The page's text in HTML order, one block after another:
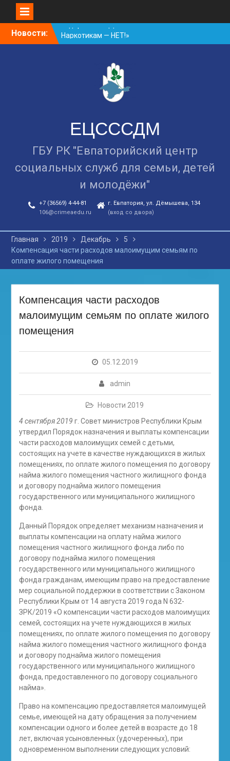
SkipНовости:
Занятие в рамках школы
молодожёнов прошло в
Cоциологический опрос
граждан старше 55 лет по
вопросам занятости
Уличная акция
ЕЦСССДМ
ГБУ РК "Евпаторийский центр
социальных служб для семьи, детей
и молодёжи"
+7 (36569) 4-44-81
106@crimeaedu.ru
г. Евпатория, ул. Дёмышева, 134
(вход со двора)
Главная 2019 Декабрь
5
Компенсация части расходов малоимущим семьям по
оплате жилого помещения
Компенсация части расходов
малоимущим семьям по оплате жилого
помещения
05.12.2019
admin
Новости 2019
4 сентября 2019 г. Совет министров Республики Крым
утвердил Порядок назначения и выплаты компенсации
части расходов малоимущих семей с детьми,
состоящих на учете в качестве нуждающихся в жилых
помещениях, по оплате жилого помещения по договору
найма жилого помещения частного жилищного фонда
и договору поднайма жилого помещения
государственного или муниципального жилищного
фонда
Данный Порядок определяет механизм назначения и
выплаты компенсации на оплату найма жилого
помещения частного жилищного фонда либо по
договору поднайма жилого помещения
государственного или муниципального жилищного
фонда гражданам, имеющим право на предоставление
мер социальной поддержки в соответствии с Законом
Республики Крым от 14 августа 2019 года N 632-
ЗРК/2019 «О компенсации части расходов малоимущих
семей, состоящих на учете нуждающихся в жилых
помещениях, по оплате жилого помещения по договору
найма жилого помещения частного жилищного фонда
и договору поднайма жилого помещения
государственного или муниципального жилищного
фонда, предоставленного по договору социального
найма».
Право на компенсацию предоставляется малоимущей
семье, имеющей на дату обращения за получением
компенсации одного и более детей в возрасте до 18
лет, включая усыновленных (удочеренных), при
одновременном выполнении следующих условий: